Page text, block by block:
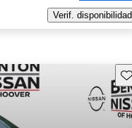
Verif. disponibilidad